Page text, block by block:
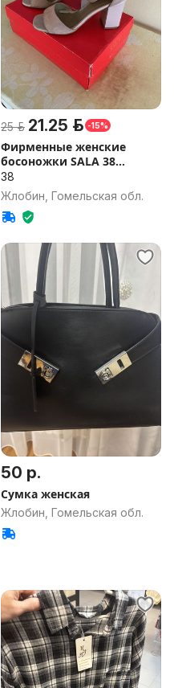
25 р. 21.25 р. -15%
Фирменные женские
босоножки SALA 38
размер
38
Жлобин, Гомельская обл.
50 р.
Сумка женская
Жлобин, Гомельская обл.